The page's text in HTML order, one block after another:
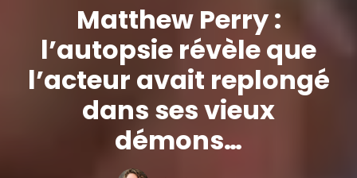
Matthew Perry :
l’autopsie révèle que
l’acteur avait replongé
dans ses vieux
démons…